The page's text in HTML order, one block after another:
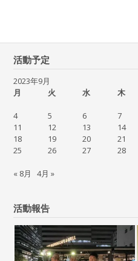
活動予定
2023年9月
月
火 水 木
4
5 6 7
11
12 13 14
18
19 20 21
25
26 27 28
« 8月 4月 »
活動報告